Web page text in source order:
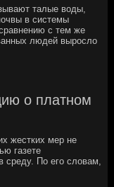
талые воды,
в системы
с тем же
людей вырοсло
о платном
жестких мер не
газете
среду. По его словам,